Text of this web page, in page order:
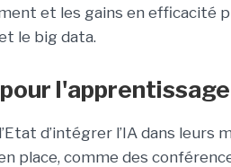
et les gains en efficacité
le big data.
l'apprentissage
d’intégrer l’IA dans leurs
place, comme des